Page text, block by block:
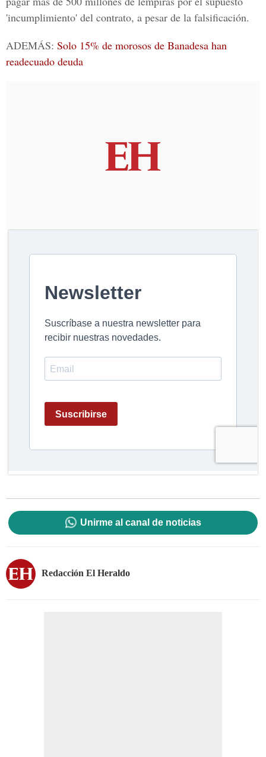
'incumplimiento' del contrato, a pesar de la falsificación.
ADEMÁS: Solo 15% de morosos de Banadesa han
readecuado deuda
Unirme al canal de noticias
Redacción El Heraldo